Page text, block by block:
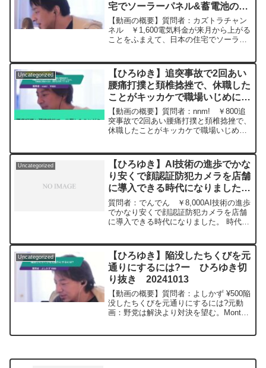
宅でソーラーパネル&蓄電池のセ
ット営業（セールス）について見
解をお願いしますー ひろゆき切
り抜き 20230513
【動画の概要】質問者：カズトラチャン
ネル ￥1,600電気料金が来月から上がる
ことをふまえて、日本の住宅でソーラー
画：テストテスト JOEL GOTTを飲み
ながら ひ...
Uncategorized
【ひろゆき】追突事故で2回あい
腰痛打撲と頚椎捻挫で、休職した
ことがキッカケで職場いじめにあ
ってます。労働基に相談するか、
辞めるか迷っていますー ひろゆ
き切り抜き 20240310
【動画の概要】質問者：nnm! ￥800追
突事故で2回あい腰痛打撲と頚椎捻挫で、
休職したことがキッカケで職場いじめに
ない事を紙に書きなさいと１ヶ月おきに
書かされました。...
Uncategorized
【ひろゆき】AI技術の進歩でかな
り安くで顔認証防犯カメラを店舗
に導入できる時代になりました。
そろそろ法整備も必要な時期と思
いますー ひろゆき切り抜き
20240112
質問者：でんでん ￥8,000AI技術の進歩
でかなり安くで顔認証防犯カメラを店舗
に導入できる時代になりました。 時代の
と思いますか？ 私はテロ対策や万引き対
策としてならプライバシー無視して全国
あらゆる店で顔情報を共有すべきと思い
ますが、迷惑客クレーム客は登録の基準
が決まっておらず、NHKが報道した腹い
せ登録の様な悪用案件も実際に出てきて
おり、全国で共有するのはオーバーキル
だなと思うケースも多いです。 ひろゆき
すか？元動画：能登半島に最大同時接続
Uncategorized
【ひろゆき】陥没したちくびを元
通りにするには?ー ひろゆき切
り抜き 20241013
【動画の概要】質問者：よしかず ¥500陥
没したちくびを元通りにするには?元動
画：野党は解決より対決を望む。Mont